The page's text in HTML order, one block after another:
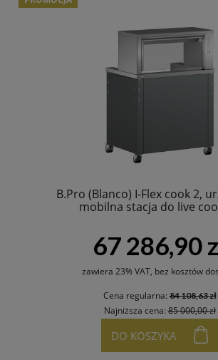
B.Pro (Blanco) I-Flex cook 2,
mobilna stacja do live
67 286,90
zawiera 23% VAT, bez kosztów
Cena regularna:84 108,63 zł
Najniższa cena:85 000,00 zł
DO KOSZYKA